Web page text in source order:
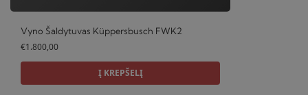
Vyno Šaldytuvas Küppersbusch FWK2
€1.800,00
Į KREPŠELĮ